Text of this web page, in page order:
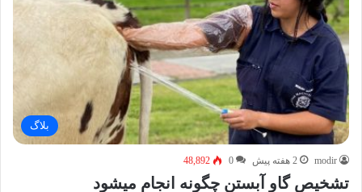
بلاگ
modir 2 هفته پیش 0
48,892
تشخیص گاو آبستن چگونه انجام میشود